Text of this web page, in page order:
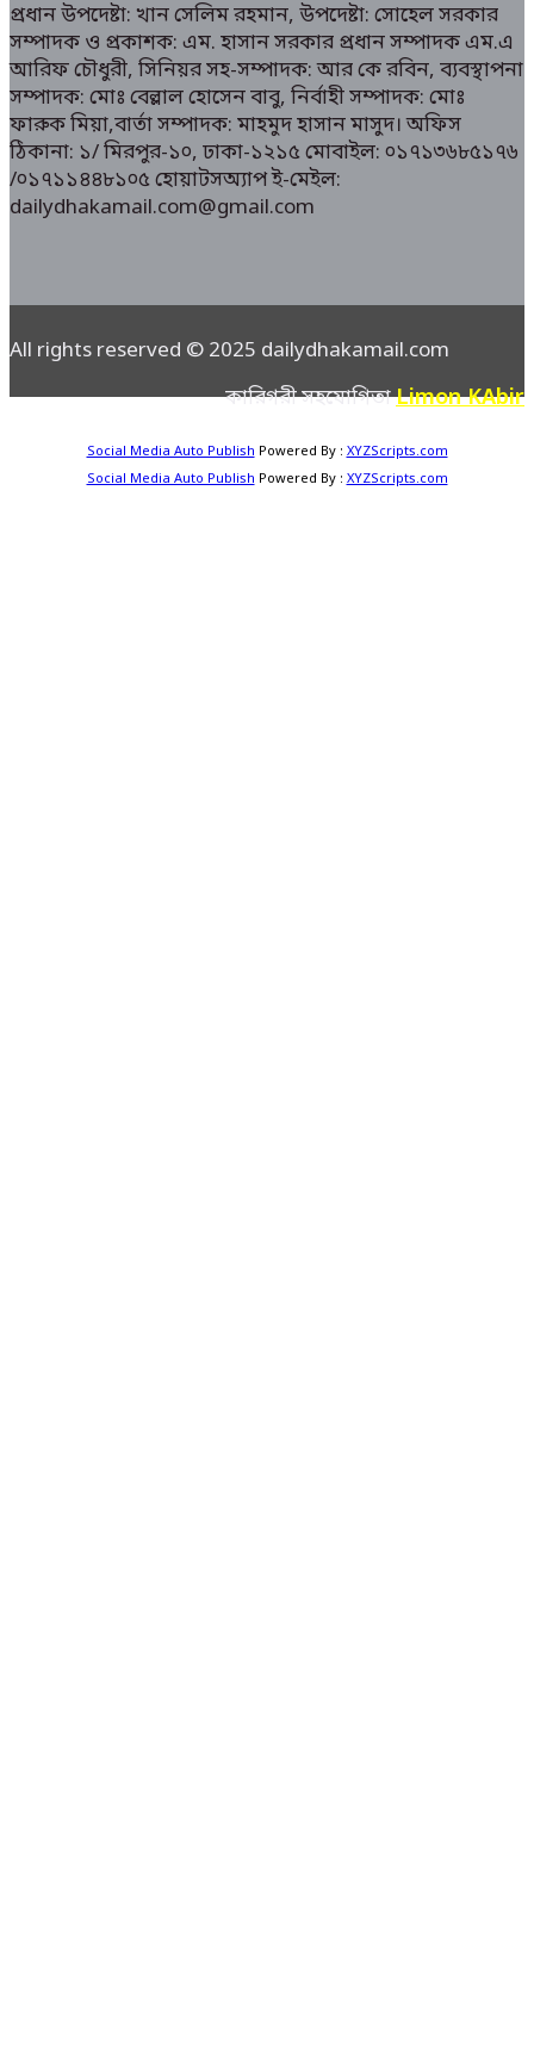
প্রধান উপদেষ্টা: খান সেলিম রহমান, উপদেষ্টা: সোহেল সরকার
সম্পাদক ও প্রকাশক: এম. হাসান সরকার প্রধান সম্পাদক এম.এ
আরিফ চৌধুরী, সিনিয়র সহ-সম্পাদক: আর কে রবিন, ব্যবস্থাপনা
সম্পাদক: মোঃ বেল্লাল হোসেন বাবু, নির্বাহী সম্পাদক: মোঃ
ফারুক মিয়া,বার্তা সম্পাদক: মাহমুদ হাসান মাসুদ। অফিস
ঠিকানা: ১/ মিরপুর-১০, ঢাকা-১২১৫ মোবাইল: ০১৭১৩৬৮৫১৭৬
/০১৭১১৪৪৮১০৫ হোয়াটসঅ্যাপ ই-মেইল:
dailydhakamail.com@gmail.com
All rights reserved © 2025 dailydhakamail.com
কারিগরী সহযোগিতাLimon KAbir
Social Media Auto Publish Powered By : XYZScripts.com
Social Media Auto Publish Powered By : XYZScripts.com